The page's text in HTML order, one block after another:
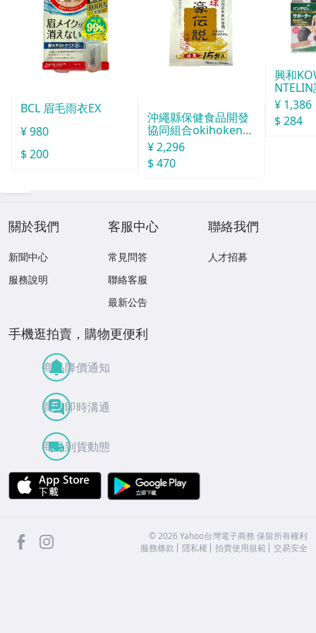
BCL 眉毛雨衣EX
¥ 980
$ 200
沖繩縣保健食品開發
協同組合okihoken琉
球酒豪傳說 15包入
¥ 2,296
$ 470
興和
號
¥ 1,386
$ 284
關於我們
新聞中心
服務說明
客服中心
常見問答
聯絡客服
最新公告
聯絡我們
人才招募
手機逛拍賣，購物更便利
商品降價通知
買賣即時溝通
商品到貨動態
APP Store
facebook ©2026 Yahoo台灣電子商務 保留所有權利
服務條款
隱私權 拍賣使用規範 交易安全